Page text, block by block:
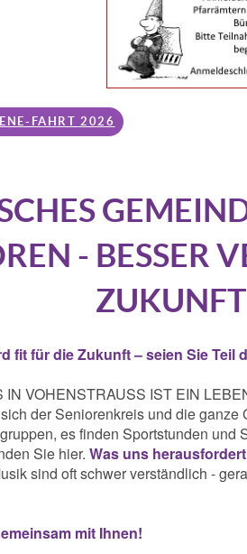
FAHRT 2026
- BESSER
fit für die Zukunft – seien Sie Teil
VOHENSTRAUSS IST EIN
der Seniorenkreis und die
es finden Sportstunden und
Sie hier. Was uns
sind oft schwer verständlich -
mit Ihnen!